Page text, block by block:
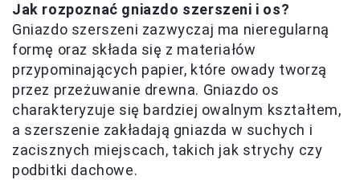
Jak rozpoznać gniazdo szerszeni i os?
Gniazdo szerszeni zazwyczaj ma nieregularną
formę oraz składa się z materiałów
przypominających papier, które owady tworzą
przez przeżuwanie drewna. Gniazdo os
charakteryzuje się bardziej owalnym kształtem,
a szerszenie zakładają gniazda w suchych i
zacisznych miejscach, takich jak strychy czy
podbitki dachowe.